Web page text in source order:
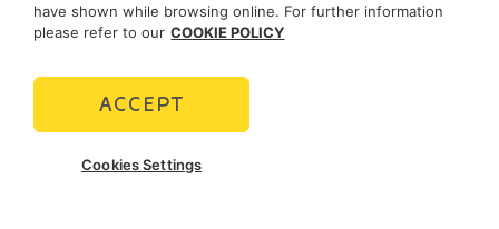
SOCIAL MEDIA
POLICIES
Termini e Condizioni
have shown while browsing online. For further information
please refer to our COOKIE POLICY
Cookies Settings
ACCEPT